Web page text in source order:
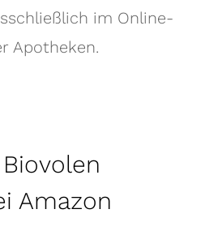
im Online-
Apotheken.
Amazon